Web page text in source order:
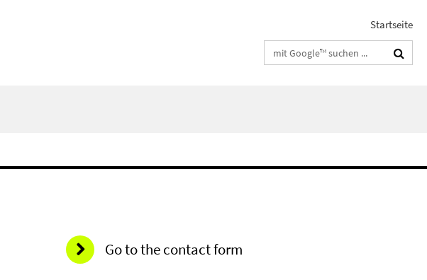
Startseite
Suchbegriffe
Go to the contact form